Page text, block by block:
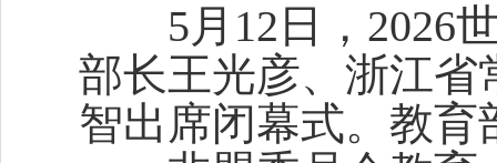
5月12日，2026世
部长王光彦、浙江省
智出席闭幕式。教